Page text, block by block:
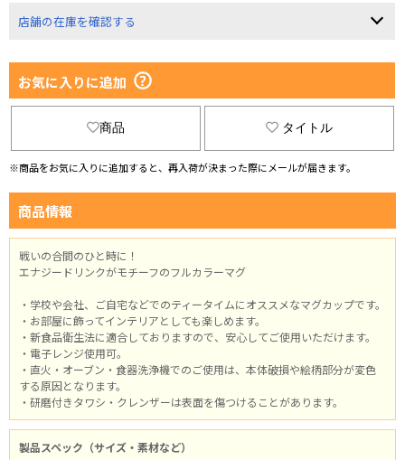
店舗の在庫を確認する
お気に入りに追加
商品 タイトル
※商品をお気に入りに追加すると、再入荷が決まった際にメールが届きます。
商品情報
戦いの合間のひと時に！
エナジードリンクがモチーフのフルカラーマグ
・学校や会社、ご自宅などでのティータイムにオススメなマグカップです。
・お部屋に飾ってインテリアとしても楽しめます。
・新食品衛生法に適合しておりますので、安心してご使用いただけます。
・電子レンジ使用可。
・直火・オーブン・食器洗浄機でのご使用は、本体破損や絵柄部分が変色
する原因となります。
・研磨付きタワシ・クレンザーは表面を傷つけることがあります。
製品スペック（サイズ・素材など）